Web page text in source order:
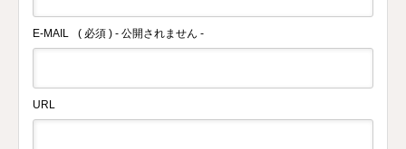
E-MAIL ( 必須 ) - 公開されません -
URL